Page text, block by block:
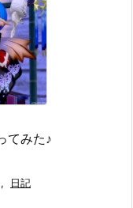
てみた♪
, 日記